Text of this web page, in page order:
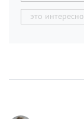
это интересно